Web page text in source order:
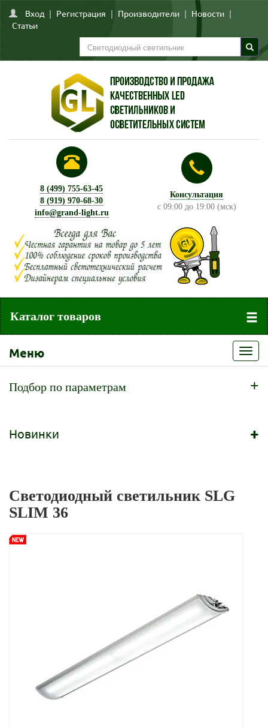
Вход | Регистрация | Производители | Новости |
Статьи
8 (499) 755-63-45
8 (919) 970-68-30
info@grand-light.ru
Консультация
с 09:00 до 19:00 (мск)
Каталог товаров
Меню
Подбор по параметрам +
Новинки +
Светодиодный светильник SLG
SLIM 36